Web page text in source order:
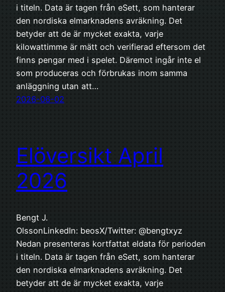
i titeln. Data är tagen från eSett, som hanterar
den nordiska elmarknadens avräkning. Det
betyder att de är mycket exakta, varje
kilowattimme är mätt och verifierad eftersom det
finns pengar med i spelet. Däremot ingår inte el
som produceras och förbrukas inom samma
anläggning utan att…
2026-06-02
Elöversikt April
2026
Bengt J.
OlssonLinkedIn: beosX/Twitter: @bengtxyz
Nedan presenteras kortfattat eldata för perioden
i titeln. Data är tagen från eSett, som hanterar
den nordiska elmarknadens avräkning. Det
betyder att de är mycket exakta, varje